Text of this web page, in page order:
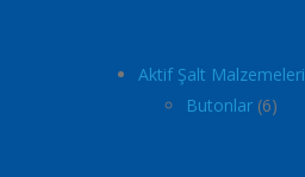
Aktif Şalt Malzemeleri
Butonlar 6